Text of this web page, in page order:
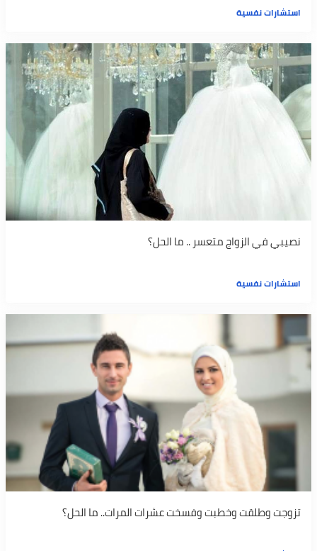
استشارات نفسية
نصيبي في الزواج متعسر .. ما الحل؟
استشارات نفسية
تزوجت وطلقت وخطبت وفسخت عشرات المرات.. ما الحل؟